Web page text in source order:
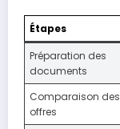
Étapes
Préparation des
documents
Comparaison des
offres